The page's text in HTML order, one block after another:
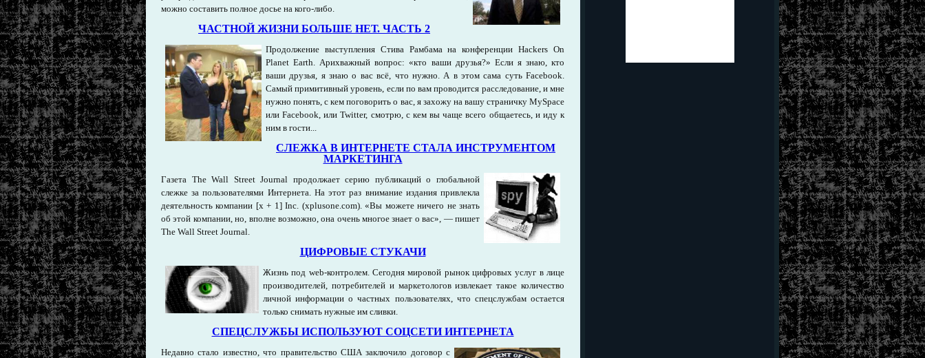
можно составить полное досье на кого-либо.
ЧАСТНОЙ ЖИЗНИ БОЛЬШЕ НЕТ. ЧАСТЬ 2
Продолжение выступления Стива Рамбама на конференции Hackers On
Planet Earth. Арихважный вопрос: «кто ваши друзья?» Если я знаю, кто
ваши друзья, я знаю о вас всё, что нужно. А в этом сама суть Facebook.
Самый примитивный уровень, если по вам проводится расследование, и мне
нужно понять, с кем поговорить о вас, я захожу на вашу страничку MySpace
или Facebook, или Twitter, смотрю, с кем вы чаще всего общаетесь, и иду к
ним в гости...
СЛЕЖКА В ИНТЕРНЕТЕ СТАЛА ИНСТРУМЕНТОМ
МАРКЕТИНГА
Газета The Wall Street Journal продолжает серию публикаций о глобальной
слежке за пользователями Интернета. На этот раз внимание издания привлекла
деятельность компании [х + 1] Inc. (xplusone.com). «Вы можете ничего не знать
об этой компании, но, вполне возможно, она очень многое знает о вас», — пишет
The Wall Street Journal.
ЦИФРОВЫЕ СТУКАЧИ
Жизнь под web-контролем. Сегодня мировой рынок цифровых услуг в лице
производителей, потребителей и маркетологов извлекает такое количество
личной информации о частных пользователях, что спецслужбам остается
только снимать нужные им сливки.
СПЕЦСЛУЖБЫ ИСПОЛЬЗУЮТ СОЦСЕТИ ИНТЕРНЕТА
Недавно стало известно, что правительство США заключило договор с